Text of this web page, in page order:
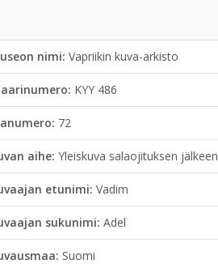
nimi:Vapriikin kuva-arkisto
KYY 486
72
aihe:Yleiskuva salaojituksen jälkeen
etunimi:Vadim
sukunimi:Adel
Suomi